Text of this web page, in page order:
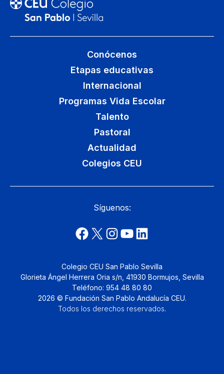
Conócenos
Etapas educativas
Internacional
Programas Vida Escolar
Talento
Pastoral
Actualidad
Colegios CEU
Síguenos:
Colegio CEU San Pablo Sevilla
Glorieta Ángel Herrera Oria s/n, 41930 Bormujos, Sevilla
Teléfono: 954 48 80 80
2026 © Fundación San Pablo Andalucía CEU.
Todos los derechos reservados.